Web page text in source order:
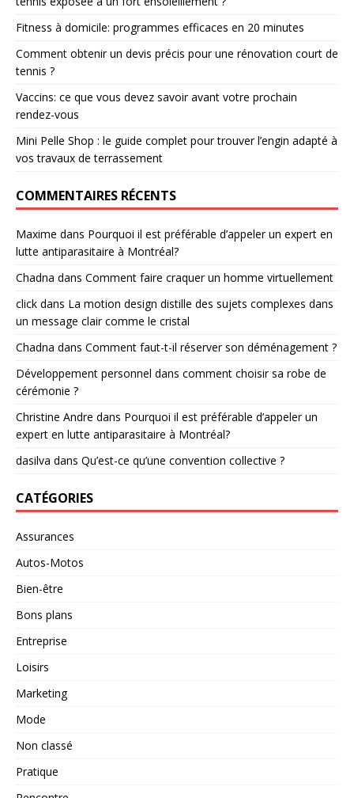
Fitness à domicile: programmes efficaces en 20 minutes
Comment obtenir un devis précis pour une rénovation court de
tennis ?
Vaccins: ce que vous devez savoir avant votre prochain
rendez-vous
Mini Pelle Shop : le guide complet pour trouver l’engin adapté à
vos travaux de terrassement
COMMENTAIRES RÉCENTS
Maxime dans Pourquoi il est préférable d’appeler un expert en
lutte antiparasitaire à Montréal?
Chadna dans Comment faire craquer un homme virtuellement
click dans La motion design distille des sujets complexes dans
un message clair comme le cristal
Chadna dans Comment faut-t-il réserver son déménagement ?
Développement personnel dans comment choisir sa robe de
cérémonie ?
Christine Andre dans Pourquoi il est préférable d’appeler un
expert en lutte antiparasitaire à Montréal?
dasilva dans Qu’est-ce qu’une convention collective ?
CATÉGORIES
Assurances
Autos-Motos
Bien-être
Bons plans
Entreprise
Loisirs
Marketing
Mode
Non classé
Pratique